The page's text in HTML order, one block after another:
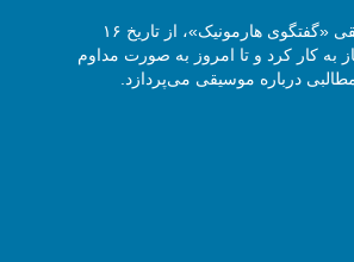
مجله آنلاین موسیقی «گفتگوی هارمونیک»، از تاریخ ۱۶
۱۳۸۳ آغاز به کار کرد و تا امروز به صورت مداوم
درباره موسیقی می‌پردازد.